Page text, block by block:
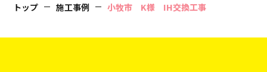
トップ 施工事例 小牧市 K様 IH交換工事